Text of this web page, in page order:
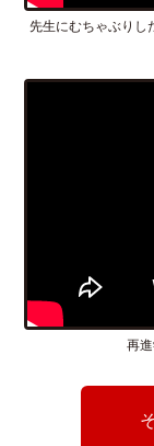
先生にむちゃぶりし
再